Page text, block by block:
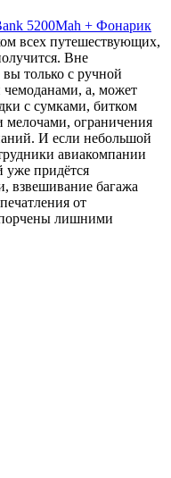
5200Mah + Фонарик
всех путешествующих,
Вне
вы только с ручной
а, может
с сумками, битком
ограничения
И если небольшой
авиакомпании
уже придётся
взвешивание багажа
от
лишними